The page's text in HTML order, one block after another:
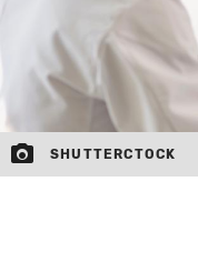
SHUTTERCTOCK